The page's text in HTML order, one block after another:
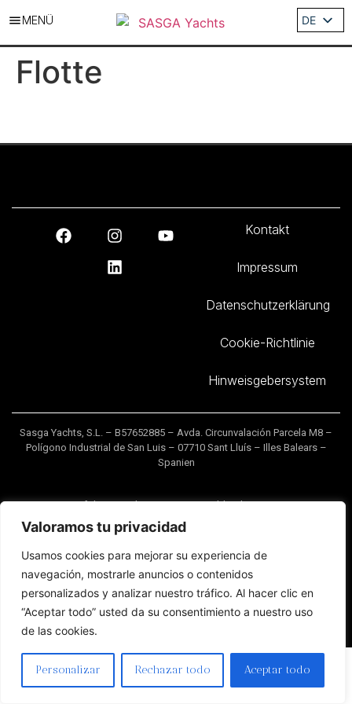
Valoramos tu privacidad
Usamos cookies para mejorar su experiencia de
navegación, mostrarle anuncios o contenidos
personalizados y analizar nuestro tráfico. Al hacer clic en
“Aceptar todo” usted da su consentimiento a nuestro uso
de las cookies.
Personalizar Rechazar todo Aceptar todo
MENÜ
DE
ES
Flotte
Kontakt
Impressum
Datenschutzerklärung
Cookie-Richtlinie
Hinweisgebersystem
Sasga Yachts, S.L. – B57652885 – Avda. Circunvalación Parcela M8 –
Polígono Industrial de San Luis – 07710 Sant Lluís – Illes Balears –
Spanien
Die auf dieser Website gezeigten Bilder dienen nur zu
Informationszwecken und sind in keinem Fall vertraglich bindend.
Die Bilder zeigen Beispiele bereits gebauter Modelle und können
aufgrund der umfangreichen Personalisierung unserer Yachten in
Bezug auf Aufteilung, Ausstattung und Materialien, unter anderem,
variieren. Sasga Yachts behält sich das Recht vor, ohne
Vorankündigung und jederzeit Inhalte oder Eigenschaften der
Yachten zu ändern.